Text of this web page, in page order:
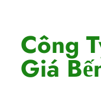
contentCông
Giá